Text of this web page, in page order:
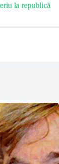
la republică